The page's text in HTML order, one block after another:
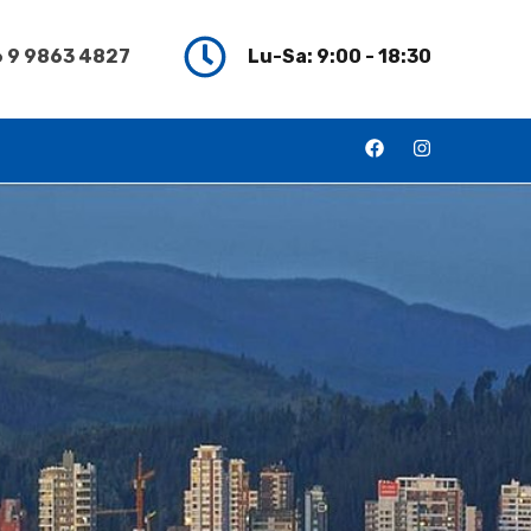
9 9863 4827 Lu-Sa: 9:00 - 18:30